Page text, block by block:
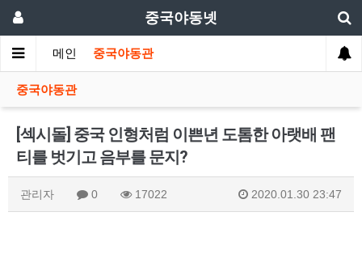
중국야동넷
메인 중국야동관
중국야동관
[섹시돌] 중국 인형처럼 이쁜년 도톰한 아랫배 팬
티를 벗기고 음부를 문지?
관리자 0 17022 2020.01.30 23:47